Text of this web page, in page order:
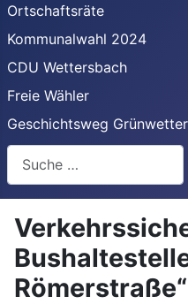
Ortschaftsräte
Kommunalwahl 2024
CDU Wettersbach
Freie Wähler
Geschichtsweg
Suchen